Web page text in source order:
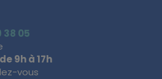
38 05
de 9h à 17h
vous